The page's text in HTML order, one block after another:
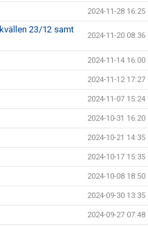
2024-11-28 16:25
23/12 samt
2024-11-20 08:36
2024-11-14 16:00
2024-11-12 17:27
2024-11-07 15:24
2024-10-31 16:20
2024-10-21 14:35
2024-10-17 15:35
2024-10-08 18:50
2024-09-30 13:35
2024-09-27 07:48